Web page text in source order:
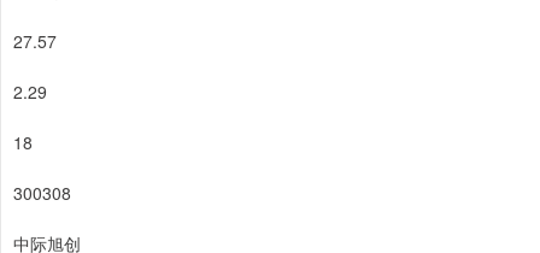
27.57
2.29
18
300308
中际旭创